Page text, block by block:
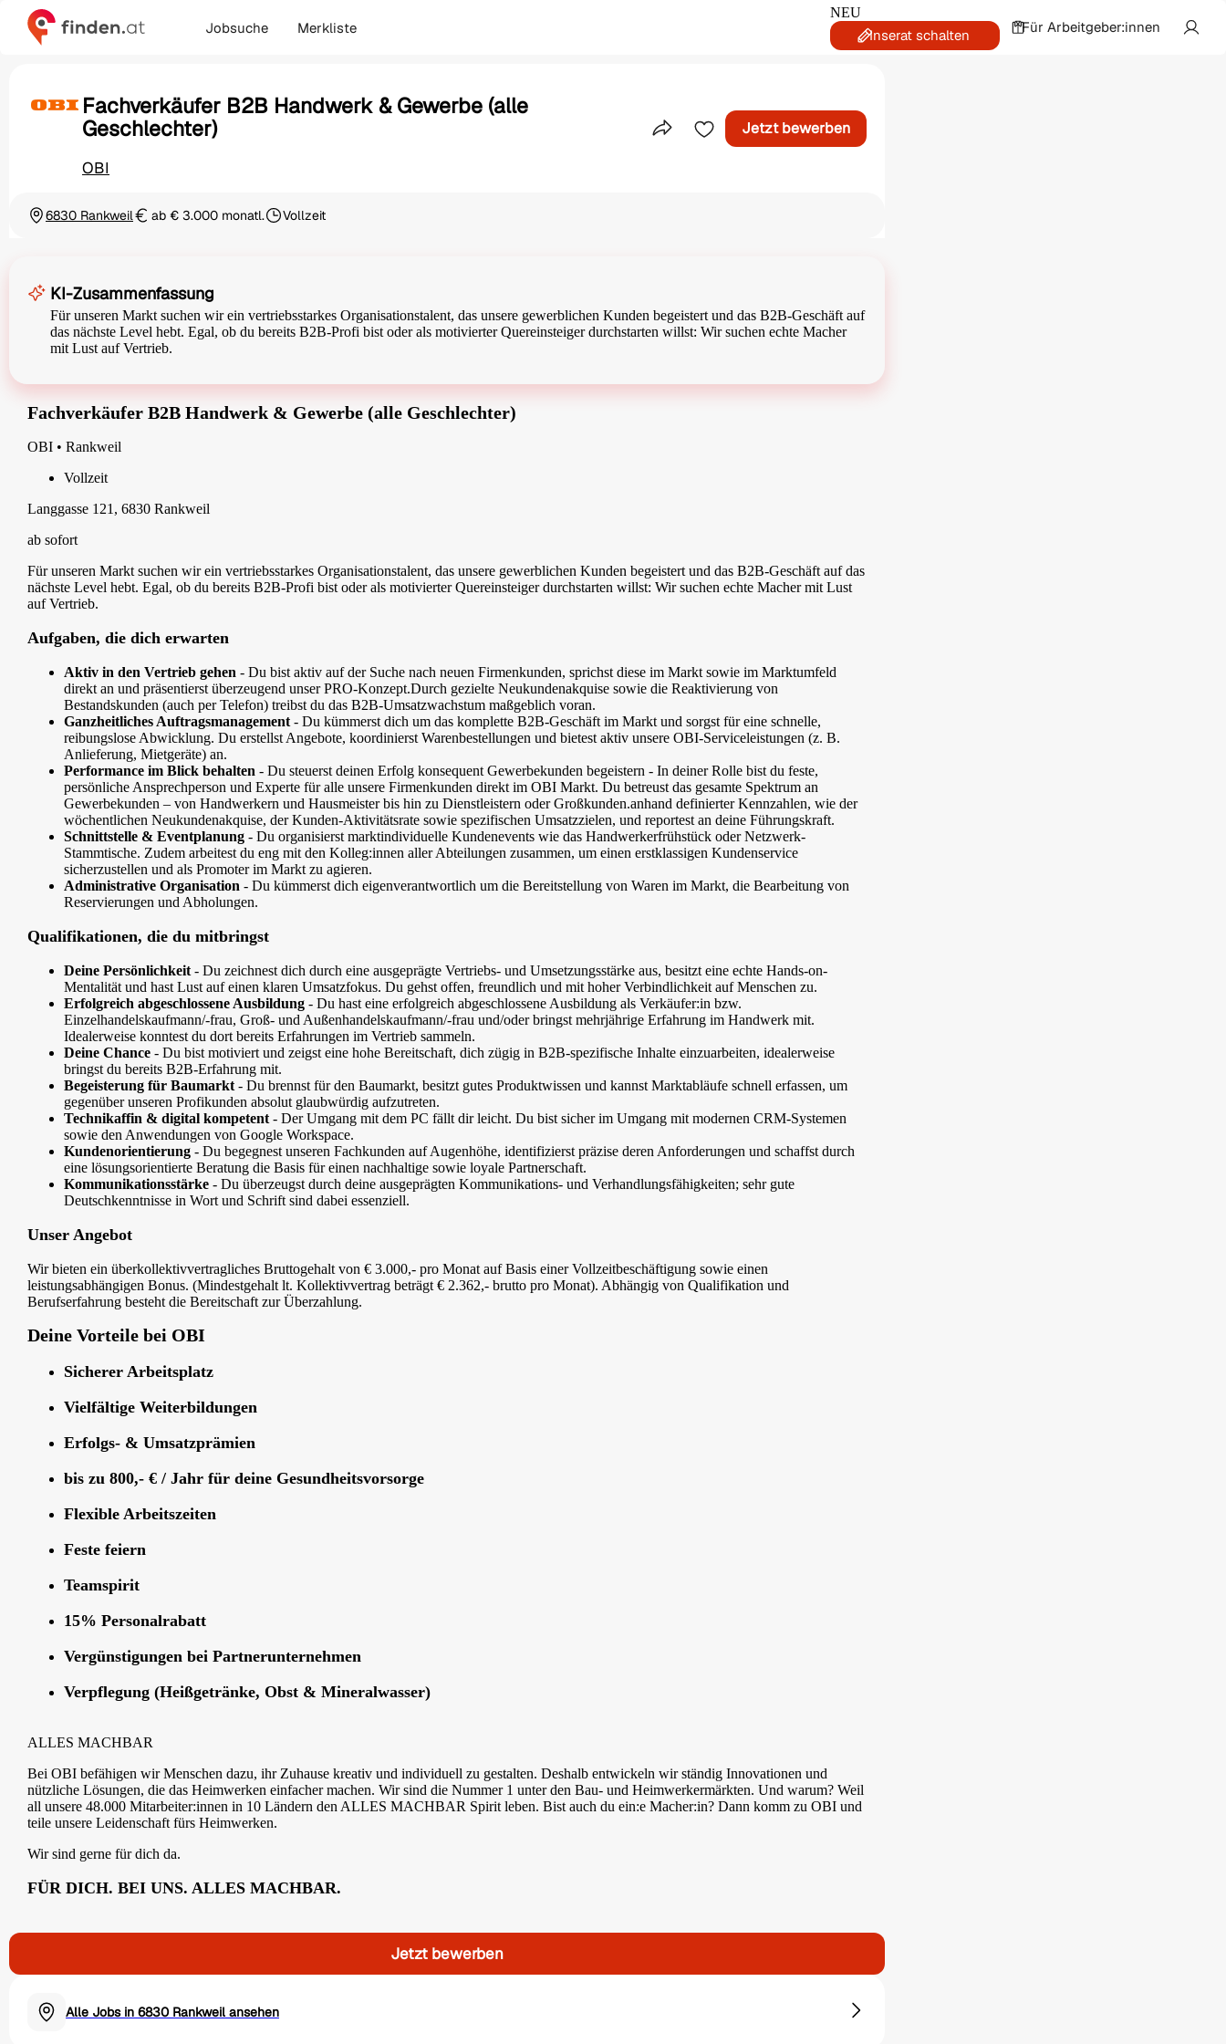
Jobsuche Merkliste
NEU
Inserat schalten Für Arbeitgeber:innen
Fachverkäufer B2B Handwerk & Gewerbe (alle
Geschlechter)
OBI
Teile dieses Inserat
Jetzt bewerben
Ortschaft
6830 RankweilGehaltab € 3.000 monatl.Beschäftigungsart
Vollzeit
KI-Zusammenfassung
Für unseren Markt suchen wir ein vertriebsstarkes Organisationstalent, das unsere gewerblichen Kunden begeistert und das B2B-Geschäft auf
das nächste Level hebt. Egal, ob du bereits B2B-Profi bist oder als motivierter Quereinsteiger durchstarten willst: Wir suchen echte Macher
mit Lust auf Vertrieb.
Fachverkäufer B2B Handwerk & Gewerbe (alle Geschlechter)
OBI • Rankweil
Vollzeit
Langgasse 121, 6830 Rankweil
ab sofort
Für unseren Markt suchen wir ein vertriebsstarkes Organisationstalent, das unsere gewerblichen Kunden begeistert und das B2B-Geschäft auf das
nächste Level hebt. Egal, ob du bereits B2B-Profi bist oder als motivierter Quereinsteiger durchstarten willst: Wir suchen echte Macher mit Lust
auf Vertrieb.
Aufgaben, die dich erwarten
Aktiv in den Vertrieb gehen - Du bist aktiv auf der Suche nach neuen Firmenkunden, sprichst diese im Markt sowie im Marktumfeld
direkt an und präsentierst überzeugend unser PRO-Konzept.Durch gezielte Neukundenakquise sowie die Reaktivierung von
Bestandskunden (auch per Telefon) treibst du das B2B-Umsatzwachstum maßgeblich voran.
Ganzheitliches Auftragsmanagement - Du kümmerst dich um das komplette B2B-Geschäft im Markt und sorgst für eine schnelle,
reibungslose Abwicklung. Du erstellst Angebote, koordinierst Warenbestellungen und bietest aktiv unsere OBI-Serviceleistungen (z. B.
Anlieferung, Mietgeräte) an.
Performance im Blick behalten - Du steuerst deinen Erfolg konsequent Gewerbekunden begeistern - In deiner Rolle bist du feste,
persönliche Ansprechperson und Experte für alle unsere Firmenkunden direkt im OBI Markt. Du betreust das gesamte Spektrum an
Gewerbekunden – von Handwerkern und Hausmeister bis hin zu Dienstleistern oder Großkunden.anhand definierter Kennzahlen, wie der
wöchentlichen Neukundenakquise, der Kunden-Aktivitätsrate sowie spezifischen Umsatzzielen, und reportest an deine Führungskraft.
Schnittstelle & Eventplanung - Du organisierst marktindividuelle Kundenevents wie das Handwerkerfrühstück oder Netzwerk-
Stammtische. Zudem arbeitest du eng mit den Kolleg:innen aller Abteilungen zusammen, um einen erstklassigen Kundenservice
sicherzustellen und als Promoter im Markt zu agieren.
Administrative Organisation - Du kümmerst dich eigenverantwortlich um die Bereitstellung von Waren im Markt, die Bearbeitung von
Reservierungen und Abholungen.
Qualifikationen, die du mitbringst
Deine Persönlichkeit - Du zeichnest dich durch eine ausgeprägte Vertriebs- und Umsetzungsstärke aus, besitzt eine echte Hands-on-
Mentalität und hast Lust auf einen klaren Umsatzfokus. Du gehst offen, freundlich und mit hoher Verbindlichkeit auf Menschen zu.
Erfolgreich abgeschlossene Ausbildung - Du hast eine erfolgreich abgeschlossene Ausbildung als Verkäufer:in bzw.
Einzelhandelskaufmann/-frau, Groß- und Außenhandelskaufmann/-frau und/oder bringst mehrjährige Erfahrung im Handwerk mit.
Idealerweise konntest du dort bereits Erfahrungen im Vertrieb sammeln.
Deine Chance - Du bist motiviert und zeigst eine hohe Bereitschaft, dich zügig in B2B-spezifische Inhalte einzuarbeiten, idealerweise
bringst du bereits B2B-Erfahrung mit.
Begeisterung für Baumarkt - Du brennst für den Baumarkt, besitzt gutes Produktwissen und kannst Marktabläufe schnell erfassen, um
gegenüber unseren Profikunden absolut glaubwürdig aufzutreten.
Technikaffin & digital kompetent - Der Umgang mit dem PC fällt dir leicht. Du bist sicher im Umgang mit modernen CRM-Systemen
sowie den Anwendungen von Google Workspace.
Kundenorientierung - Du begegnest unseren Fachkunden auf Augenhöhe, identifizierst präzise deren Anforderungen und schaffst durch
eine lösungsorientierte Beratung die Basis für einen nachhaltige sowie loyale Partnerschaft.
Kommunikationsstärke - Du überzeugst durch deine ausgeprägten Kommunikations- und Verhandlungsfähigkeiten; sehr gute
Deutschkenntnisse in Wort und Schrift sind dabei essenziell.
Unser Angebot
Wir bieten ein überkollektivvertragliches Bruttogehalt von € 3.000,- pro Monat auf Basis einer Vollzeitbeschäftigung sowie einen
leistungsabhängigen Bonus. (Mindestgehalt lt. Kollektivvertrag beträgt € 2.362,- brutto pro Monat). Abhängig von Qualifikation und
Berufserfahrung besteht die Bereitschaft zur Überzahlung.
Deine Vorteile bei OBI
Sicherer Arbeitsplatz
Vielfältige Weiterbildungen
Erfolgs- & Umsatzprämien
bis zu 800,- € / Jahr für deine Gesundheitsvorsorge
Flexible Arbeitszeiten
Feste feiern
Teamspirit
15% Personalrabatt
Vergünstigungen bei Partnerunternehmen
Verpflegung (Heißgetränke, Obst & Mineralwasser)
ALLES MACHBAR
Bei OBI befähigen wir Menschen dazu, ihr Zuhause kreativ und individuell zu gestalten. Deshalb entwickeln wir ständig Innovationen und
nützliche Lösungen, die das Heimwerken einfacher machen. Wir sind die Nummer 1 unter den Bau- und Heimwerkermärkten. Und warum? Weil
all unsere 48.000 Mitarbeiter:innen in 10 Ländern den ALLES MACHBAR Spirit leben. Bist auch du ein:e Macher:in? Dann komm zu OBI und
teile unsere Leidenschaft fürs Heimwerken.
Wir sind gerne für dich da.
FÜR DICH. BEI UNS. ALLES MACHBAR.
Jetzt bewerben
Alle Jobs in 6830 Rankweil ansehen